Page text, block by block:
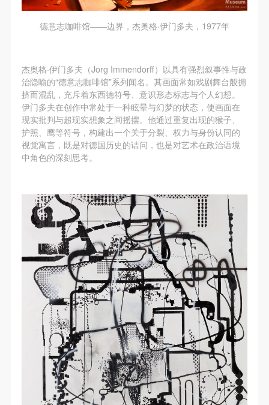
德意志咖啡馆——边界，杰奥格·伊门多夫，1977年
杰奥格·伊门多夫（Jorg Immendorff）以具有强烈叙事性与政
治隐喻的“德意志咖啡馆”系列闻名。其画面常如戏剧舞台般拥
挤而混乱，充斥着东西德符号、意识形态标志与个人幻想。
伊门多夫在创作中常处于一种眩晕与幻梦的状态，使画面在
现实批判与超现实想象之间摇摆。他通过重复出现的猴子、
护照、鹰等符号，构建出一个关于分裂、权力与身份认同的
视觉寓言，既是对德国历史的诘问，也是对艺术在政治语境
中角色的深刻思考。